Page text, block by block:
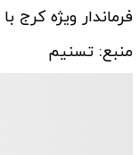
فرماندار ویژه کرج
منبع: تسنیم